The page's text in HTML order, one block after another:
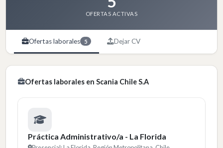
OFERTAS ACTIVAS
Ofertas laborales 5 Dejar CV
Ofertas laborales en Scania Chile S.A
Práctica Administrativo/a - La Florida